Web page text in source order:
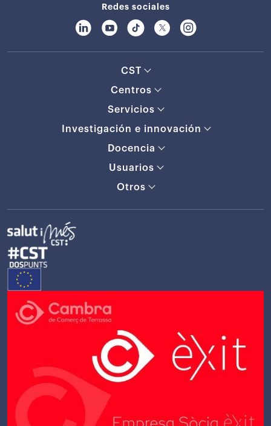
Redes sociales
CST
Centros
Servicios
Investigación e innovación
Docencia
Usuarios
Otros